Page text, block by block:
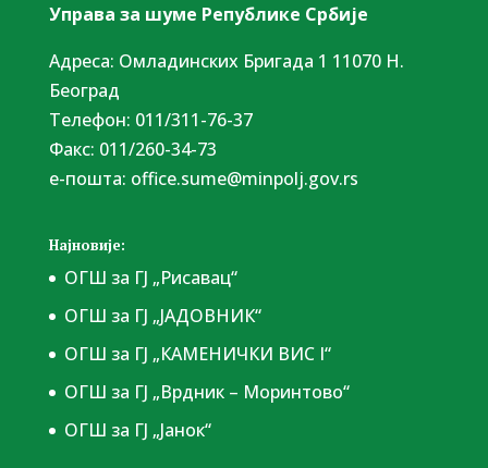
Управа за шуме Републике Србије
Адреса: Омладинских Бригада 1 11070 Н.
Београд
Tелефон: 011/311-76-37
Факс: 011/260-34-73
е-пошта: office.sume@minpolj.gov.rs
Најновије:
ОГШ за ГЈ „Рисавац“
ОГШ за ГЈ „ЈАДОВНИК“
ОГШ за ГЈ „КАМЕНИЧКИ ВИС I“
ОГШ за ГЈ „Врдник – Моринтово“
ОГШ за ГЈ „Јанок“